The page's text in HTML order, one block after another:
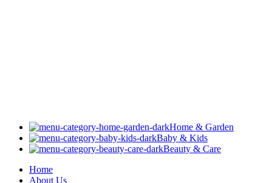
Home & Garden
Baby & Kids
Beauty & Care
Home
About Us